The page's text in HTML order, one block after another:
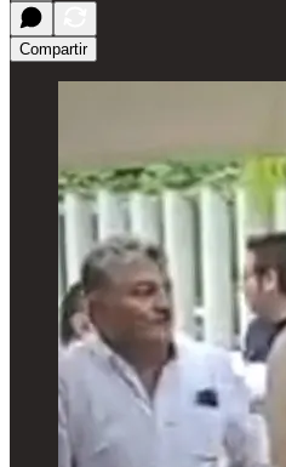
Compartir